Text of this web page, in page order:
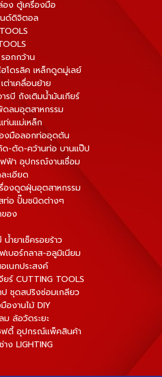
อง ตู้เครื่องมือ
นด์ดิจิตอล
อกกว้าน
ฮโดรลิค เหล็กดูดมู่เลย์
ต่าเคลื่อนย้าย
รบี ถังเติมน้ำมันเกียร์
ลมอุตสาหกรรม
ท่นแม่เหล็ก
องมือลอกท่ออุดตัน
ด-ตัด-คว้านท่อ บานแป๊ป
ฟฟ้า อุปกรณ์งานเชื่อม
ะเอียด
องดูดฝุ่นอุตสาหกรรม
ท่อ ปั๊มชนิดต่างๆ
อง
ำยาเช็ครอยร้าว
เบอร์กลาส-อลูมิเนียม
เนกประสงค์
ร์ CUTTING TOOLS
ชุดสปริงซ่อมเกลียว
องานไม้ DIY
ม ล้อวัดระยะ
ฟตี้ อุปกรณ์แพ็คสินค้า
ง LIGHTING